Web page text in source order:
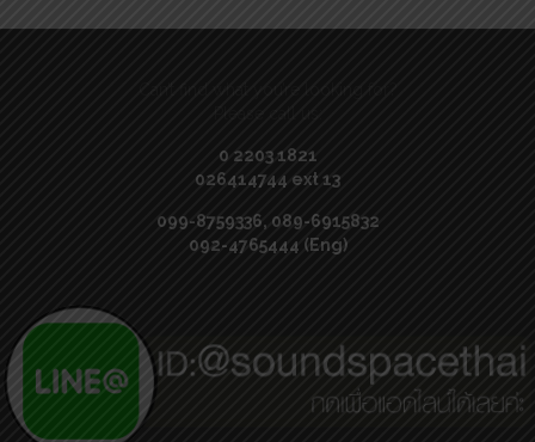
0 2203 1821
026414744 ext 13
099-8759336, 089-6915832
092-4765444 (Eng)